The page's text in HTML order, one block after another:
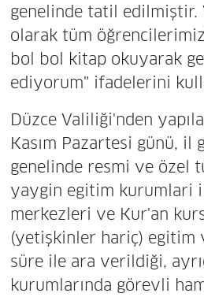
genelinde tatil edilmiştir.
olarak tüm
bol bol kitap okuyarak
ediyorum" ifadelerini
Düzce Valiliği'nden
Kasım Pazartesi günü, il
genelinde resmi ve özel
yaygin egitim kurumlari
merkezleri ve Kur'an
(yetişkinler hariç) egitim
süre ile ara verildiği,
kurumlarında görevli